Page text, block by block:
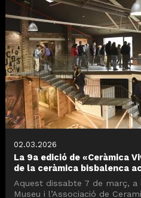
02.03.2026
La 9a edició de «Ceràmica
de la ceràmica bisbalenca
Aquest dissabte 7 de març, a
Museu i l’Associació de